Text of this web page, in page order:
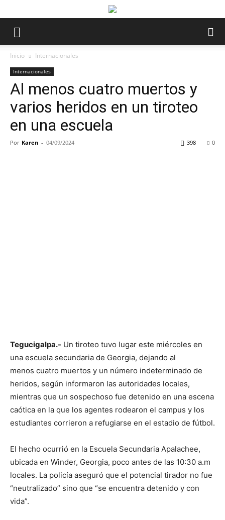
Inicio Internacionales
Internacionales
Al menos cuatro muertos y
varios heridos en un tiroteo
en una escuela
Por Karen - 04/09/2024 0
398
Tegucigalpa.- Un tiroteo tuvo lugar este miércoles en
una escuela secundaria de Georgia, dejando al
menos cuatro muertos y un número indeterminado de
heridos, según informaron las autoridades locales,
mientras que un sospechoso fue detenido en una escena
caótica en la que los agentes rodearon el campus y los
estudiantes corrieron a refugiarse en el estadio de fútbol.
El hecho ocurrió en la Escuela Secundaria Apalachee,
ubicada en Winder, Georgia, poco antes de las 10:30 a.m
locales. La policía aseguró que el potencial tirador no fue
“neutralizado” sino que “se encuentra detenido y con
vida”.